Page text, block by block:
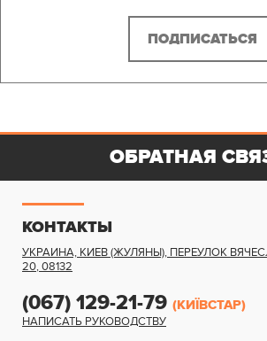
КОНТАКТЫ
УКРАИНА, КИЕВ (ЖУЛЯНЫ), ПЕРЕУЛОК
20,08132
(067) 129-21-79 (КИЇВСТАР)
НАПИСАТЬ РУКОВОДСТВУ
ОБРАТНАЯ